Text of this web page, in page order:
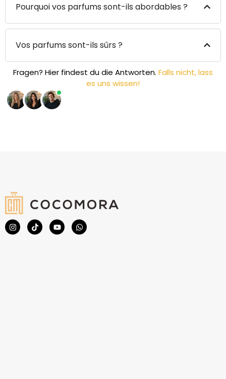
Pourquoi vos parfums sont-ils abordables ?
Vos parfums sont-ils sûrs ?
Fragen? Hier findest du die Antworten. Falls nicht, lass
es uns wissen!